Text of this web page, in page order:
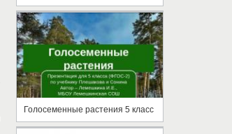
Голосеменные растения 5 класс